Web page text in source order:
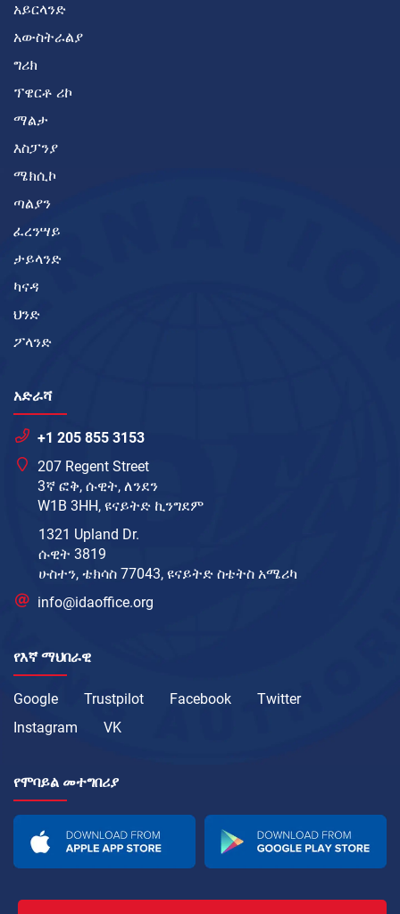
አይርላንድ
አውስትራልያ
ግሪክ
ፕዌርቶ ሪኮ
ማልታ
እስፓንያ
ሜክሲኮ
ጣልያን
ፈረንሣይ
ታይላንድ
ካናዳ
ህንድ
ፖላንድ
አድራሻ
+1 205 855 3153
207 Regent Street
3ኛ ፎቅ, ሱዊት, ለንደን
W1B 3HH, ዩናይትድ ኪንግደም
1321 Upland Dr.
ሱዊት 3819
ሁስተን, ቴክሳስ 77043, ዩናይትድ ስቴትስ አሜሪካ
info@idaoffice.org
የእኛ ማህበራዊ
Google Trustpilot Facebook
Twitter
Instagram
VK
የሞባይል መተግበሪያ